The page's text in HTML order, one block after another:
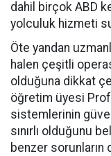
dahil birçok ABD
yolculuk hizmeti
Öte yandan
halen çeşitli
olduğuna dikkat
öğretim üyesi
sistemlerinin
sınırlı olduğunu
benzer sorunların